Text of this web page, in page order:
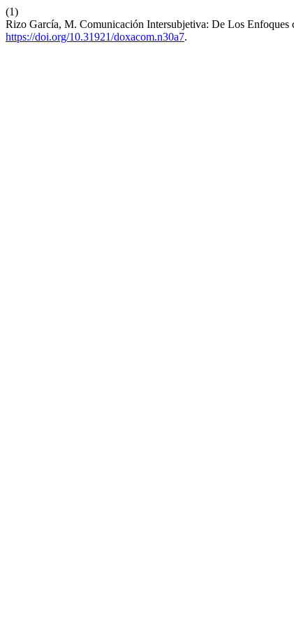
(1)
Rizo García, M. Comunicación Intersubjetiva: De Los
https://doi.org/10.31921/doxacom.n30a7.